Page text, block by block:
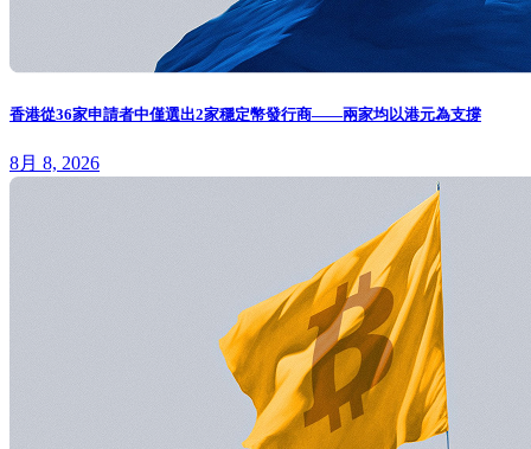
香港從36家申請者中僅選出2家穩定幣發行商——兩家均以港元為支撐
8月 8, 2026